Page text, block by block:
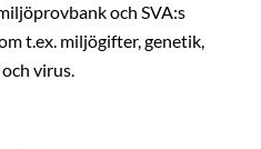
och SVA:s
t.ex. miljögifter, genetik,
virus.